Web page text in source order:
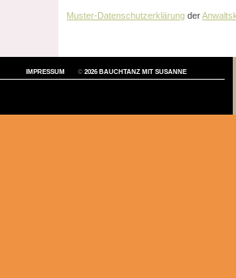
Muster-Datenschutzerklärung der
IMPRESSUM © 2026 BAUCHTANZ MIT SUSANNE